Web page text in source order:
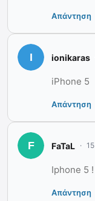
Απάντηση
ionikaras
iPhone 5
Απάντηση
FaTaL
Iphone 5 !
Απάντηση